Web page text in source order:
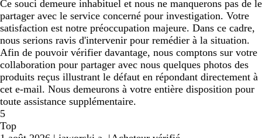
Ce souci demeure inhabituel et nous ne manquerons pas de le
partager avec le service concerné pour investigation. Votre
satisfaction est notre préoccupation majeure. Dans ce cadre,
nous serions ravis d'intervenir pour remédier à la situation.
Afin de pouvoir vérifier davantage, nous comptons sur votre
collaboration pour partager avec nous quelques photos des
produits reçus illustrant le défaut en répondant directement à
cet e-mail. Nous demeurons à votre entière disposition pour
toute assistance supplémentaire.
5
Top